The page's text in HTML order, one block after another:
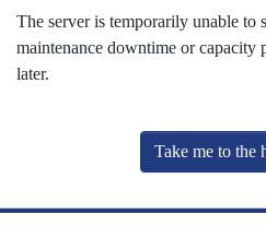
The server is temporarily unable to
maintenance downtime or capacity
later.
Take me to the